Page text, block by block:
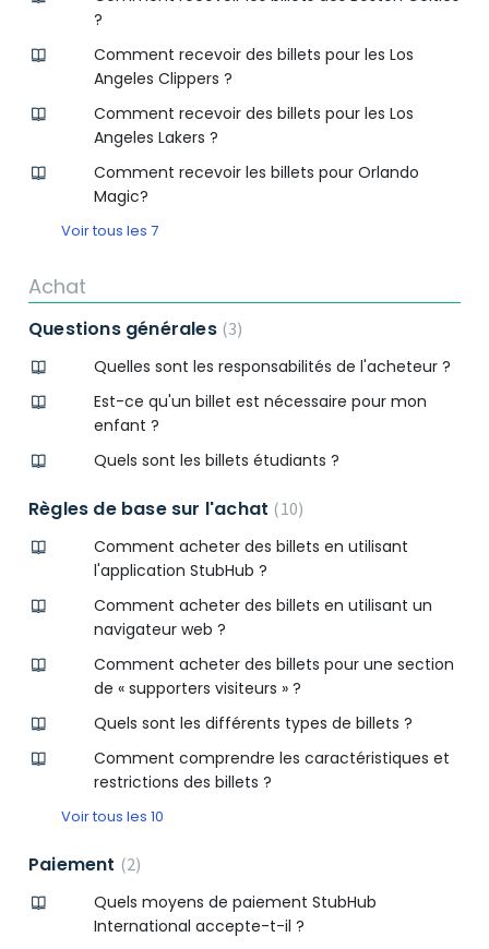
?
Comment recevoir des billets pour les Los
Angeles Clippers ?
Comment recevoir des billets pour les Los
Angeles Lakers ?
Comment recevoir les billets pour Orlando
Magic?
Voir tous les 7
Achat
Questions générales 3
Quelles sont les responsabilités de l'acheteur ?
Est-ce qu'un billet est nécessaire pour mon
enfant ?
Quels sont les billets étudiants ?
Règles de base sur l'achat
10
Comment acheter des billets en utilisant
l'application StubHub ?
Comment acheter des billets en utilisant un
navigateur web ?
Comment acheter des billets pour une section
de « supporters visiteurs » ?
Quels sont les différents types de billets ?
Comment comprendre les caractéristiques et
restrictions des billets ?
Voir tous les 10
Paiement
2
Quels moyens de paiement StubHub
International accepte-t-il ?